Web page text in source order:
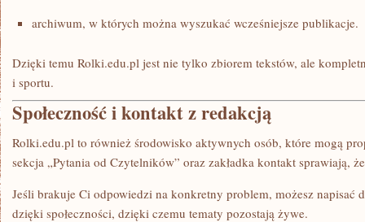
archiwum, w których można wyszukać wcześniejsze publikacje.
Dzięki temu Rolki.edu.pl jest nie tylko zbiorem tekstów, ale
i sportu.
Społeczność i kontakt z redakcją
Rolki.edu.pl to również środowisko aktywnych osób, które mogą
sekcja „Pytania od Czytelników” oraz zakładka kontakt sprawiają,
Jeśli brakuje Ci odpowiedzi na konkretny problem, możesz napisać
dzięki społeczności, dzięki czemu tematy pozostają żywe.